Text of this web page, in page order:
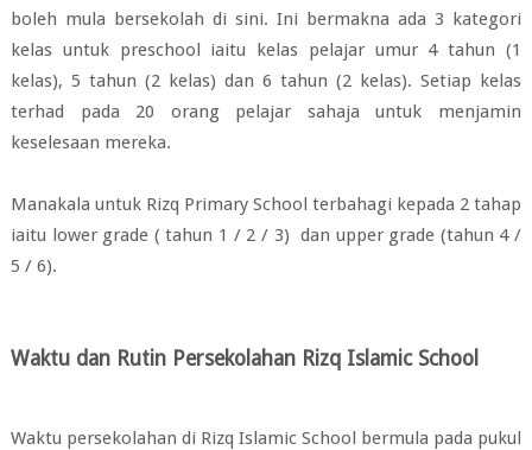
boleh mula bersekolah di sini. Ini bermakna ada 3 kategori
kelas untuk preschool iaitu kelas pelajar umur 4 tahun (1
kelas), 5 tahun (2 kelas) dan 6 tahun (2 kelas). Setiap kelas
terhad pada 20 orang pelajar sahaja untuk menjamin
keselesaan mereka.
Manakala untuk Rizq Primary School terbahagi kepada 2 tahap
iaitu lower grade ( tahun 1 / 2 / 3) dan upper grade (tahun 4 /
5 / 6).
Waktu dan Rutin Persekolahan Rizq Islamic School
Waktu persekolahan di Rizq Islamic School bermula pada pukul